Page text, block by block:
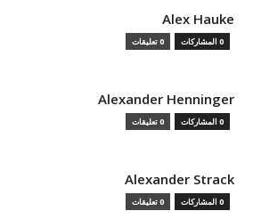
Alex Hauke
0 المشاركات 0 تعليقات
Alexander Henninger
0 المشاركات 0 تعليقات
Alexander Strack
0 المشاركات 0 تعليقات